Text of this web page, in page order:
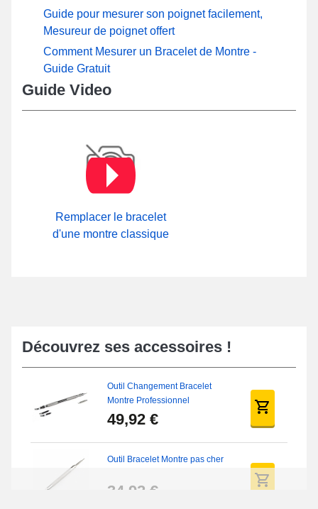
Guide pour mesurer son poignet facilement,
Mesureur de poignet offert
Comment Mesurer un Bracelet de Montre -
Guide Gratuit
Guide Video
Remplacer le bracelet
d'une montre classique
Découvrez ses accessoires !
Outil Changement Bracelet
Montre Professionnel
49,92 €
Outil Bracelet Montre pas cher
34,92 €